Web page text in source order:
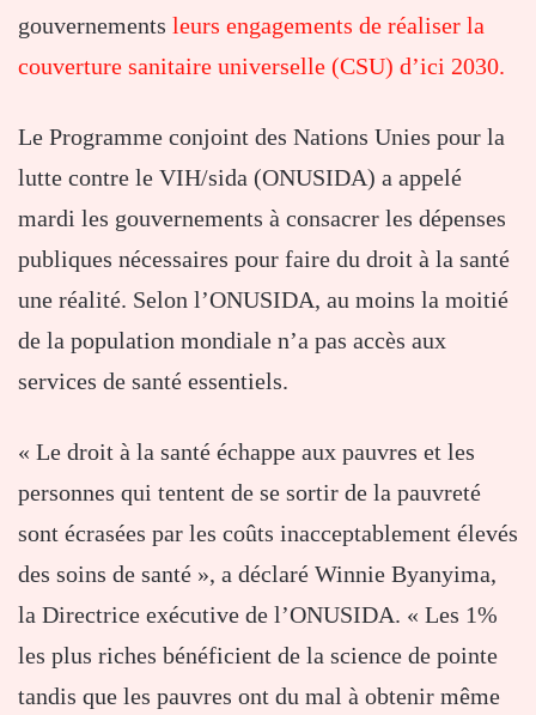
gouvernements leurs engagements de réaliser la
couverture sanitaire universelle (CSU) d’ici 2030.
Le Programme conjoint des Nations Unies pour la
lutte contre le VIH/sida (ONUSIDA) a appelé
mardi les gouvernements à consacrer les dépenses
publiques nécessaires pour faire du droit à la santé
une réalité. Selon l’ONUSIDA, au moins la moitié
de la population mondiale n’a pas accès aux
services de santé essentiels.
« Le droit à la santé échappe aux pauvres et les
personnes qui tentent de se sortir de la pauvreté
sont écrasées par les coûts inacceptablement élevés
des soins de santé », a déclaré Winnie Byanyima,
la Directrice exécutive de l’ONUSIDA. « Les 1%
les plus riches bénéficient de la science de pointe
tandis que les pauvres ont du mal à obtenir même